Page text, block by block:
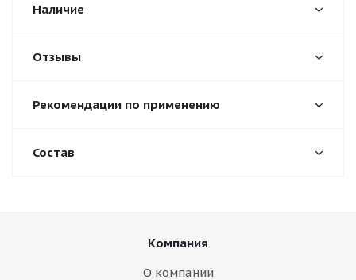
Наличие
Отзывы
Рекомендации по применению
Состав
Компания
О компании